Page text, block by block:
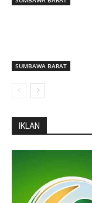
SUMBAWA BARAT
IKLAN